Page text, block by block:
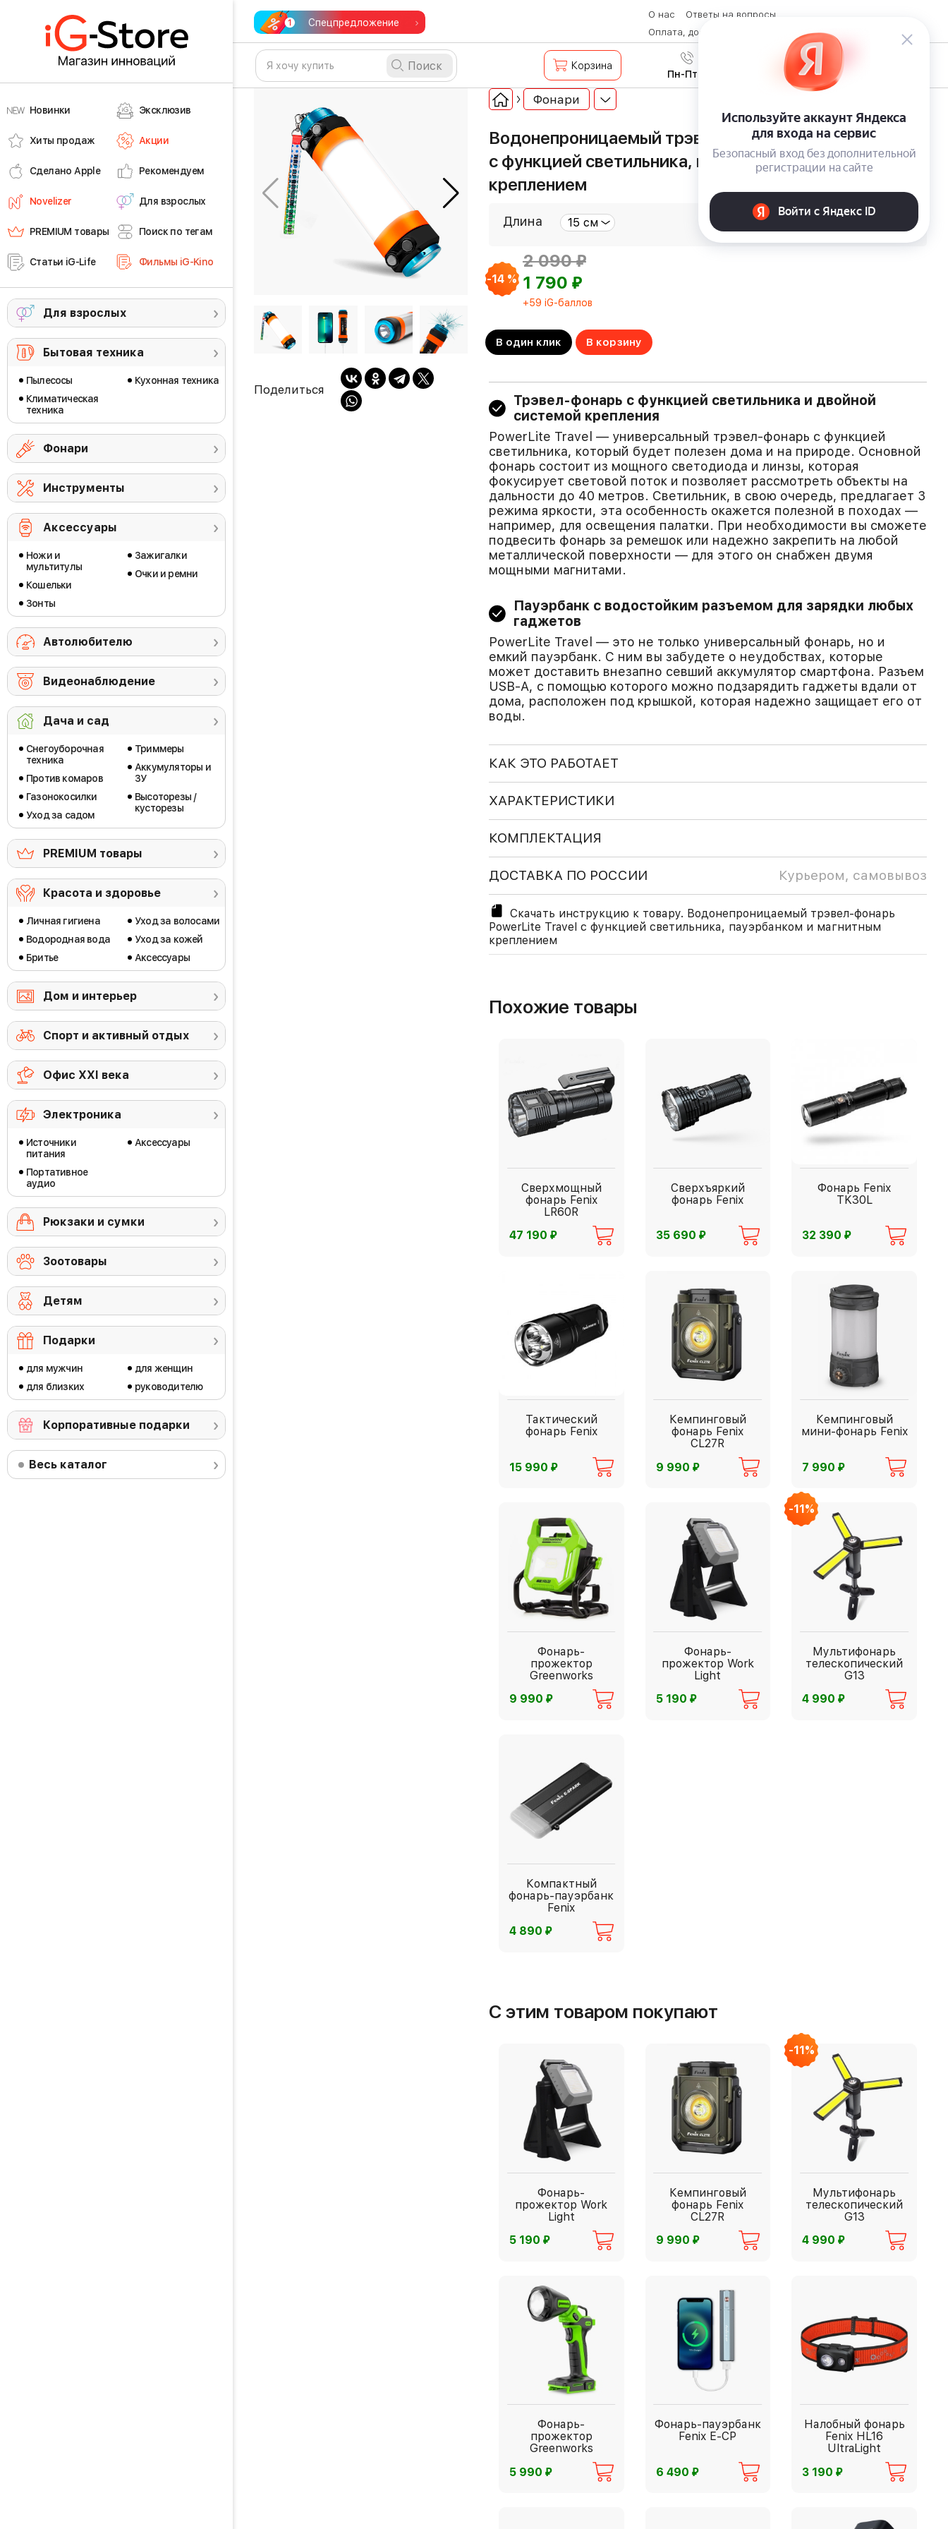
Новинки Эксклюзив
Хиты продаж Акции
Сделано Apple Рекомендуем
Novelizer Для взрослых
PREMIUM товары Поиск по тегам
Статьи iG-Life Фильмы iG-Kino
Для взрослых
Бытовая техника
Пылесосы
Климатическая
техника
Кухонная техника
Фонари
Инструменты
Аксессуары
Ножи и
мультитулы
Кошельки
Зонты
Зажигалки
Очки и ремни
Автолюбителю
Видеонаблюдение
Дача и сад
Снегоуборочная
техника
Против комаров
Газонокосилки
Уход за садом
Триммеры
Аккумуляторы и
ЗУ
Высоторезы /
кусторезы
PREMIUM товары
Красота и здоровье
Личная гигиена
Водородная вода
Бритье
Уход за волосами
Уход за кожей
Аксессуары
Дом и интерьер
Спорт и активный отдых
Офис ХХI века
Электроника
Источники
питания
Портативное
аудио
Аксессуары
Рюкзаки и сумки
Зоотовары
Детям
Подарки
для мужчин
для близких
для женщин
руководителю
Корпоративные подарки
Весь каталог
Спецпредложение
О нас
Ответы на вопросы
Оплата, доставка и возврат товара
Контакты
Поиск Корзина 8 (800) 600-28-07
Пн-Пт с 9:00 до 19:00
Поделиться
Фонари
Водонепроницаемый трэвел-фонарь PowerLite Travel
с функцией светильника, пауэрбанком и магнитным
креплением
Длина
-14 %
2 090⃏
1 790 ⃏
+59 iG-баллов
В один клик В корзину
Трэвел-фонарь с функцией светильника и двойной
системой крепления
PowerLite Travel — универсальный трэвел-фонарь с функцией
светильника, который будет полезен дома и на природе. Основной
фонарь состоит из мощного светодиода и линзы, которая
фокусирует световой поток и позволяет рассмотреть объекты на
дальности до 40 метров. Светильник, в свою очередь, предлагает 3
режима яркости, эта особенность окажется полезной в походах —
например, для освещения палатки. При необходимости вы сможете
подвесить фонарь за ремешок или надежно закрепить на любой
металлической поверхности — для этого он снабжен двумя
мощными магнитами.
Пауэрбанк с водостойким разъемом для зарядки любых
гаджетов
PowerLite Travel — это не только универсальный фонарь, но и
емкий пауэрбанк. С ним вы забудете о неудобствах, которые
может доставить внезапно севший аккумулятор смартфона. Разъем
USB-A, с помощью которого можно подзарядить гаджеты вдали от
дома, расположен под крышкой, которая надежно защищает его от
воды.
КАК ЭТО РАБОТАЕТ
ХАРАКТЕРИСТИКИ
КОМПЛЕКТАЦИЯ
ДОСТАВКА ПО РОССИИ Курьером, самовывоз
Скачать инструкцию к товару. Водонепроницаемый трэвел-фонарь
PowerLite Travel с функцией светильника, пауэрбанком и магнитным
креплением
Похожие товары
Сверхмощный
фонарь Fenix
LR60R
47 190 ⃏
Сверхъяркий
фонарь Fenix
35 690 ⃏
Фонарь Fenix
TK30L
32 390⃏
Тактический
фонарь Fenix
15 990 ⃏
Кемпинговый
фонарь Fenix
CL27R
9 990 ⃏
Кемпинговый
мини-фонарь Fenix
7 990⃏
Фонарь-
прожектор
Greenworks
9 990 ⃏
Фонарь-
прожектор Work
Light
5 190 ⃏
-11%
Мультифонарь
телескопический
G13
4 990⃏
Компактный
фонарь-пауэрбанк
Fenix
4 890 ⃏
С этим товаром покупают
Фонарь-
прожектор Work
Light
5 190 ⃏
Кемпинговый
фонарь Fenix
CL27R
9 990 ⃏
-11%
Мультифонарь
телескопический
G13
4 990⃏
Фонарь-
прожектор
Greenworks
5 990 ⃏
Фонарь-пауэрбанк
Fenix E-CP
6 490 ⃏
Налобный фонарь
Fenix HL16
UltraLight
3 190⃏